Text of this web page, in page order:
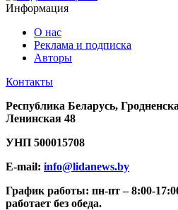
Информация
О нас
Реклама и подписка
Авторы
Контакты
Республика Беларусь,
Ленинская 48
УНП 500015708
E-mail: info@lidanews.by
График работы: пн-пт –8:00-
работает без обеда.